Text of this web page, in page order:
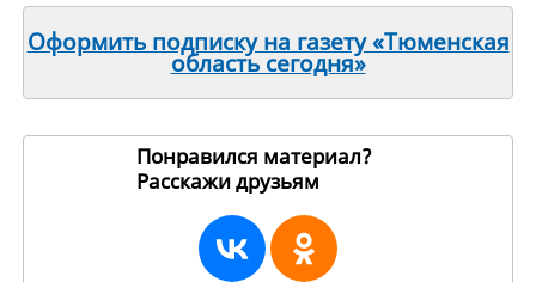
Оформить подписку на газету «Тюменская
область сегодня»
Понравился материал?
Расскажи друзьям